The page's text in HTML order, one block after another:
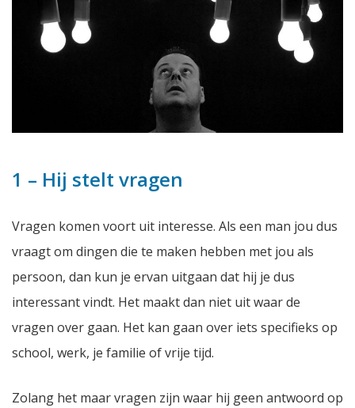
1 – Hij stelt vragen
Vragen komen voort uit interesse. Als een man jou dus
vraagt om dingen die te maken hebben met jou als
persoon, dan kun je ervan uitgaan dat hij je dus
interessant vindt. Het maakt dan niet uit waar de
vragen over gaan. Het kan gaan over iets specifieks op
school, werk, je familie of vrije tijd.
Zolang het maar vragen zijn waar hij geen antwoord op